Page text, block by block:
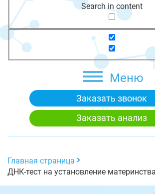
Search in content
Меню
Заказать звонок
Заказать анализ
Главная страница
ДНК-тест на установление материнства